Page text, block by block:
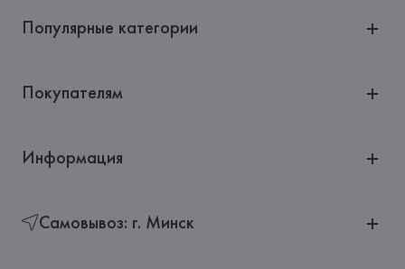
Популярные категории
Покупателям
Информация
Самовывоз: г. Минск